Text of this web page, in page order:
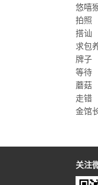
悠嘻
拍照
搭讪
求包
牌子
等待
蘑菇
走错
金馆
关注